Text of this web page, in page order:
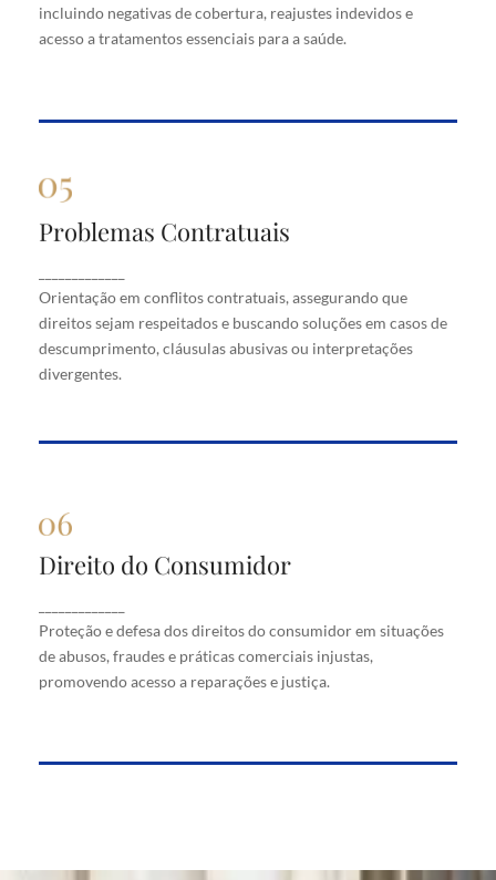
incluindo negativas de cobertura, reajustes indevidos e
acesso a tratamentos essenciais para a saúde.
saúde.
Problemas Contratuais
Orientação em conflitos contratuais, assegurando que
direitos sejam respeitados e buscando soluções em casos de
descumprimento, cláusulas abusivas ou interpretações
divergentes.
Problemas Contratuais
que direitos sejam respeitados e buscando soluções
em casos de descumprimento, cláusulas abusivas
ou interpretações divergentes.
Direito do Consumidor
Proteção e defesa dos direitos do consumidor em situações
de abusos, fraudes e práticas comerciais injustas,
promovendo acesso a reparações e justiça.
Direito do Consumidor
situações de abusos, fraudes e práticas comerciais
injustas, promovendo acesso a reparações e justiça.